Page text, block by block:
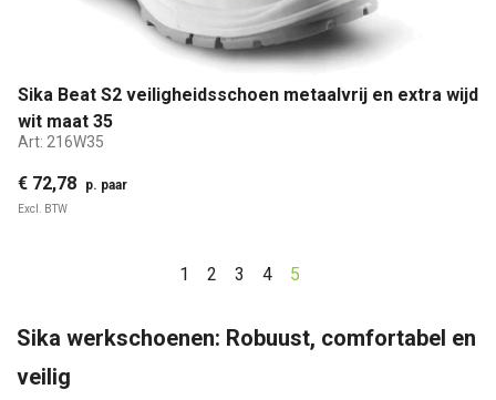
Sika Beat S2 veiligheidsschoen metaalvrij en extra wijd
wit maat 35
Art: 216W35
€ 72,78 p. paar
Excl. BTW
1 2 3 4 5
Sika werkschoenen: Robuust, comfortabel en
veilig